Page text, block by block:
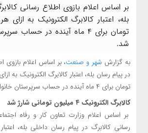
بر اساس اعلام بازوی اطلاع رسانی
بله، اعتبار کالابرگ الکترونیک به ازای
تومان برای ۴ ماه آینده در حساب
شد.
به گزارش شهر و صنعت، بر اساس اعلام بازوی
در پیام رسان بله، اعتبار کالابرگ الکترونیک به
تومان برای ۴ ماه آینده در حساب سرپرستان خانوار شارژ شد.
کالابرگ الکترونیک ۴ میلیون تومانی شارژ شد
بر اساس اعلام وزارت تعاون کار و رفاه
رسانی کالابرگ در پیام رسان داخلی بله،